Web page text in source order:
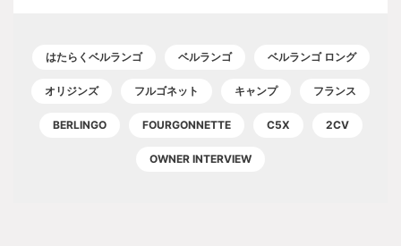
はたらくベルランゴ ベルランゴ ベルランゴ ロング
オリジンズ フルゴネット キャンプ フランス
BERLINGO FOURGONNETTE C5X 2CV
OWNER INTERVIEW